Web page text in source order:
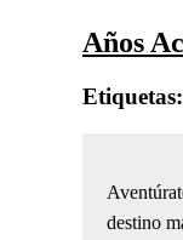
Años
Etiquetas:
destino